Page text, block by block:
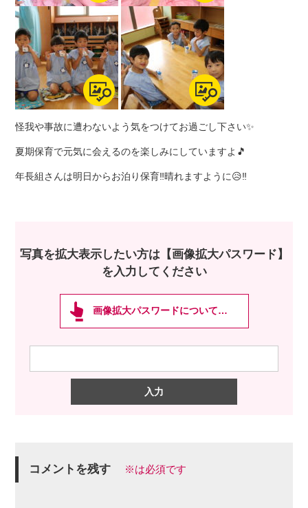
怪我や事故に遭わないよう気をつけてお過ごし下さい✨
夏期保育で元気に会えるのを楽しみにしていますよ🎵
年長組さんは明日からお泊り保育‼晴れますように😥‼
写真を拡大表示したい方は【画像拡大パスワード】
を入力してください
画像拡大パスワードについて…
コメントを残す ※は必須です